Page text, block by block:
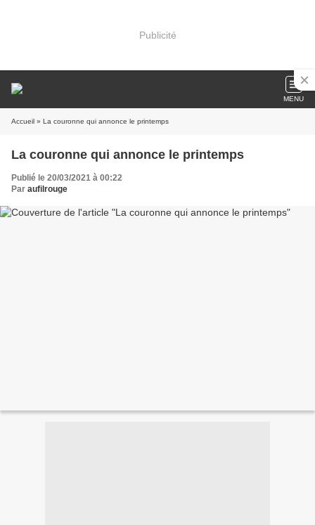
Publicité
MENU
Accueil » La couronne qui annonce le printemps
La couronne qui annonce le printemps
Publié le 20/03/2021 à 00:22
Par aufilrouge